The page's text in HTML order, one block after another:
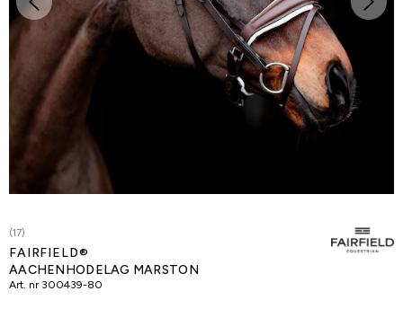
(17)
FAIRFIELD®
AACHENHODELAG MARSTON
Art. nr 300439-80